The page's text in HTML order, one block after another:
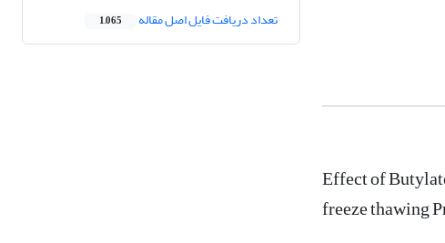
Effect of
freeze thawing
تعداد دریافت فایل اصل مقاله 1,065